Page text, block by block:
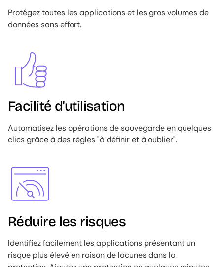
Protégez toutes les applications et les gros volumes de
données sans effort.
Image
Facilité d'utilisation
Automatisez les opérations de sauvegarde en quelques
clics grâce à des règles "à définir et à oublier".
Image
Réduire les risques
Identifiez facilement les applications présentant un
risque plus élevé en raison de lacunes dans la